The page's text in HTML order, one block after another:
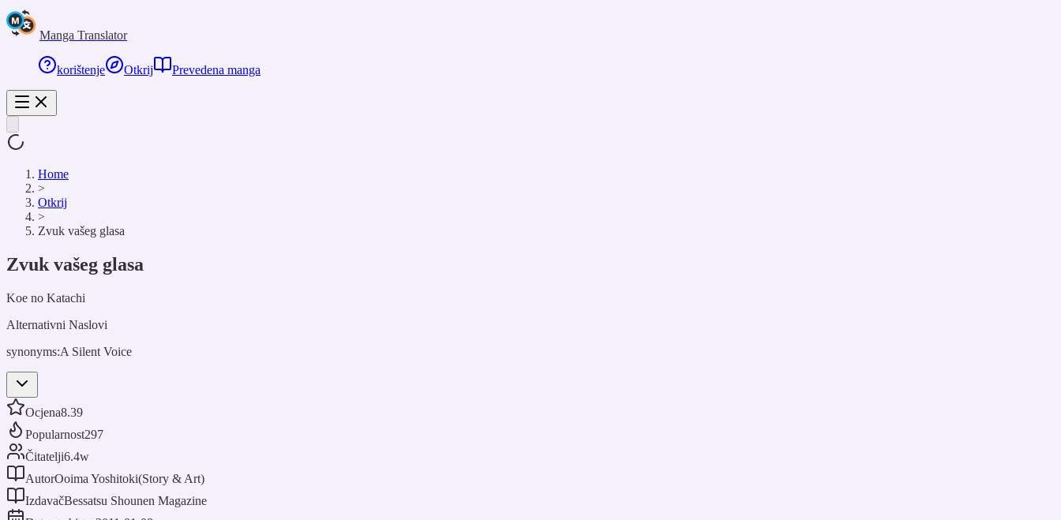
Manga Translator
korištenje Otkrij Prevedena manga
Home
>
Otkrij
>
Zvuk vašeg glasa
Zvuk vašeg glasa
Koe no Katachi
Alternativni Naslovi
synonyms:A Silent Voice
Ocjena8.39
Popularnost297
Čitatelji6.4w
AutorOoima Yoshitoki(Story & Art)
IzdavačBessatsu Shounen Magazine